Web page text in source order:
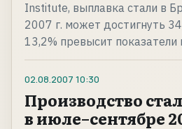
Institute, выплавка стали в
2007 г. может достигнуть
13,2% превысит показатели
02.08.2007 10:30
Производство
в июле–сентябре